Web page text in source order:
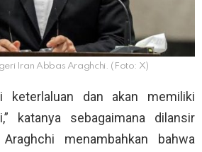
Iran Abbas Araghchi. (Foto: X)
keterlaluan dan akan memiliki
katanya sebagaimana dilansir
menambahkan bahwa